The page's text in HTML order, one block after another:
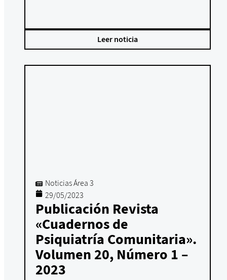
Leer noticia
Noticias Área 3
29/05/2023
Publicación Revista
«Cuadernos de
Psiquiatría Comunitaria».
Volumen 20, Número 1 –
2023